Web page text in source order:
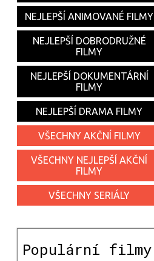
NEJLEPŠÍ ANIMOVANÉ FILMY
NEJLEPŠÍ DOBRODRUŽNÉ
FILMY
NEJLEPŠÍ DOKUMENTÁRNÍ
FILMY
NEJLEPŠÍ DRAMA FILMY
VŠECHNY AKČNÍ FILMY
VŠECHNY NEJLEPŠÍ AKČNÍ
FILMY
VŠECHNY SERIÁLY
Populární filmy